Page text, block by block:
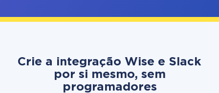
Crie a integração Wise e Slack
por si mesmo, sem
programadores